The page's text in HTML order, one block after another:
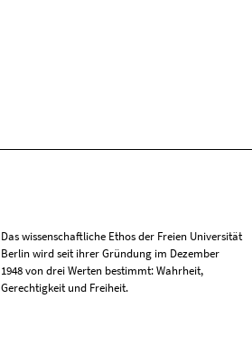
Das wissenschaftliche Ethos der Freien Universität
Berlin wird seit ihrer Gründung im Dezember
1948 von drei Werten bestimmt: Wahrheit,
Gerechtigkeit und Freiheit.